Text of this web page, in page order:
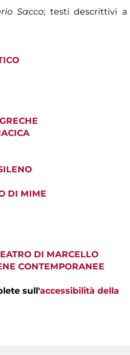
Sacco; testi descrittivi a
DI MIME
DI MARCELLO
CONTEMPORANEE
sull'accessibilità della